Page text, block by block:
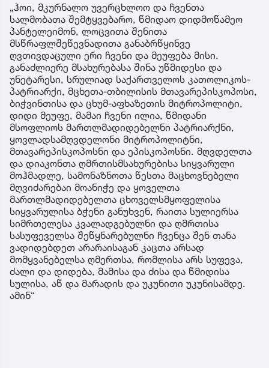
„ჰოი, მკურნალო უვერცხლოო და ჩვენთა
სალმობათა შემტყვებარო, წმიდაო დიდმოწამეო
პანტელეიმონ, ლოცვითა შენითა
მსწრაფლშეწევნადითა განაბრწყინვე
ღვთივდაცული ერი ჩვენი და მეუფება მისი.
განაძლიერე მსახურებასა შინა უწმიდესი და
უნეტარესი, სრულიად საქართველოს კათოლიკოს-
პატრიარქი, მცხეთა-თბილისის მთავარეპისკოპოსი,
ბიჭვინთისა და ცხუმ-აფხაზეთის მიტროპოლიტი,
დიდი მეუფე, მამაი ჩვენი ილია, წმიდანი
მსოფლიოს მართლმადიდებელნი პატრიარქნი,
ყოვლადსამღვდელონი მიტროპოლიტნი,
მთავარეპისკოპოსნი და ეპისკოპოსნი. მღვდელთა
და დიაკონთა ღმრთისმსახურებისა სიყვარული
მოჰმადლე, სამონაზნოთა წესთა მაცხოვნებელი
მღვიძარებაი მოანიჭე და ყოველთა
მართლმადიდებელთა ცხოველსმყოფელისა
სიყვარულისა ბჭენი განუხვენ, რაითა სულიერსა
სიმრთელესა კვალადგებულნი და ღმრთისა
სასუფეველსა შეწყნარებულნი ჩვენცა შენ თანა
ვადიდებდეთ არარაისაგან კაცთა არსად
მომყვანებელსა ღმერთსა, რომლისა არს სუფევა,
ძალი და დიდება, მამისა და ძისა და წმიდისა
სულისა, აწ და მარადის და უკუნითი უკუნისამდე.
ამინ“